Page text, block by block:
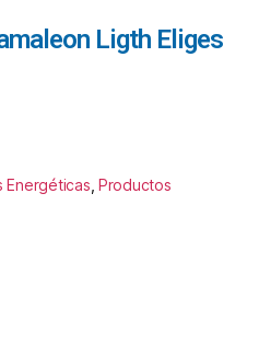
Ligth Eliges
Energéticas Productos